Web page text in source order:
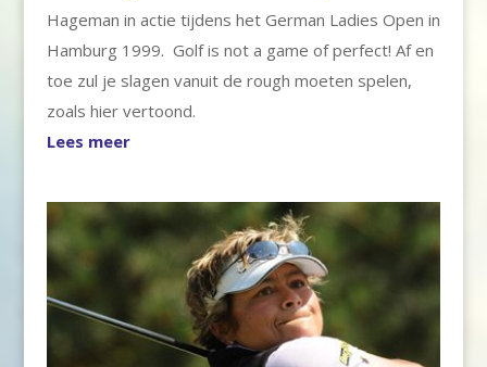
Hageman in actie tijdens het German Ladies Open in
Hamburg 1999. Golf is not a game of perfect! Af en
toe zul je slagen vanuit de rough moeten spelen,
zoals hier vertoond.
Lees meer